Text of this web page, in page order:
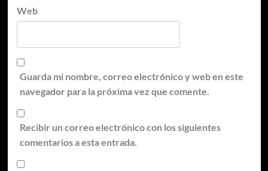
Web
Guarda mi nombre, correo electrónico y web en este
navegador para la próxima vez que comente.
Recibir un correo electrónico con los siguientes
comentarios a esta entrada.